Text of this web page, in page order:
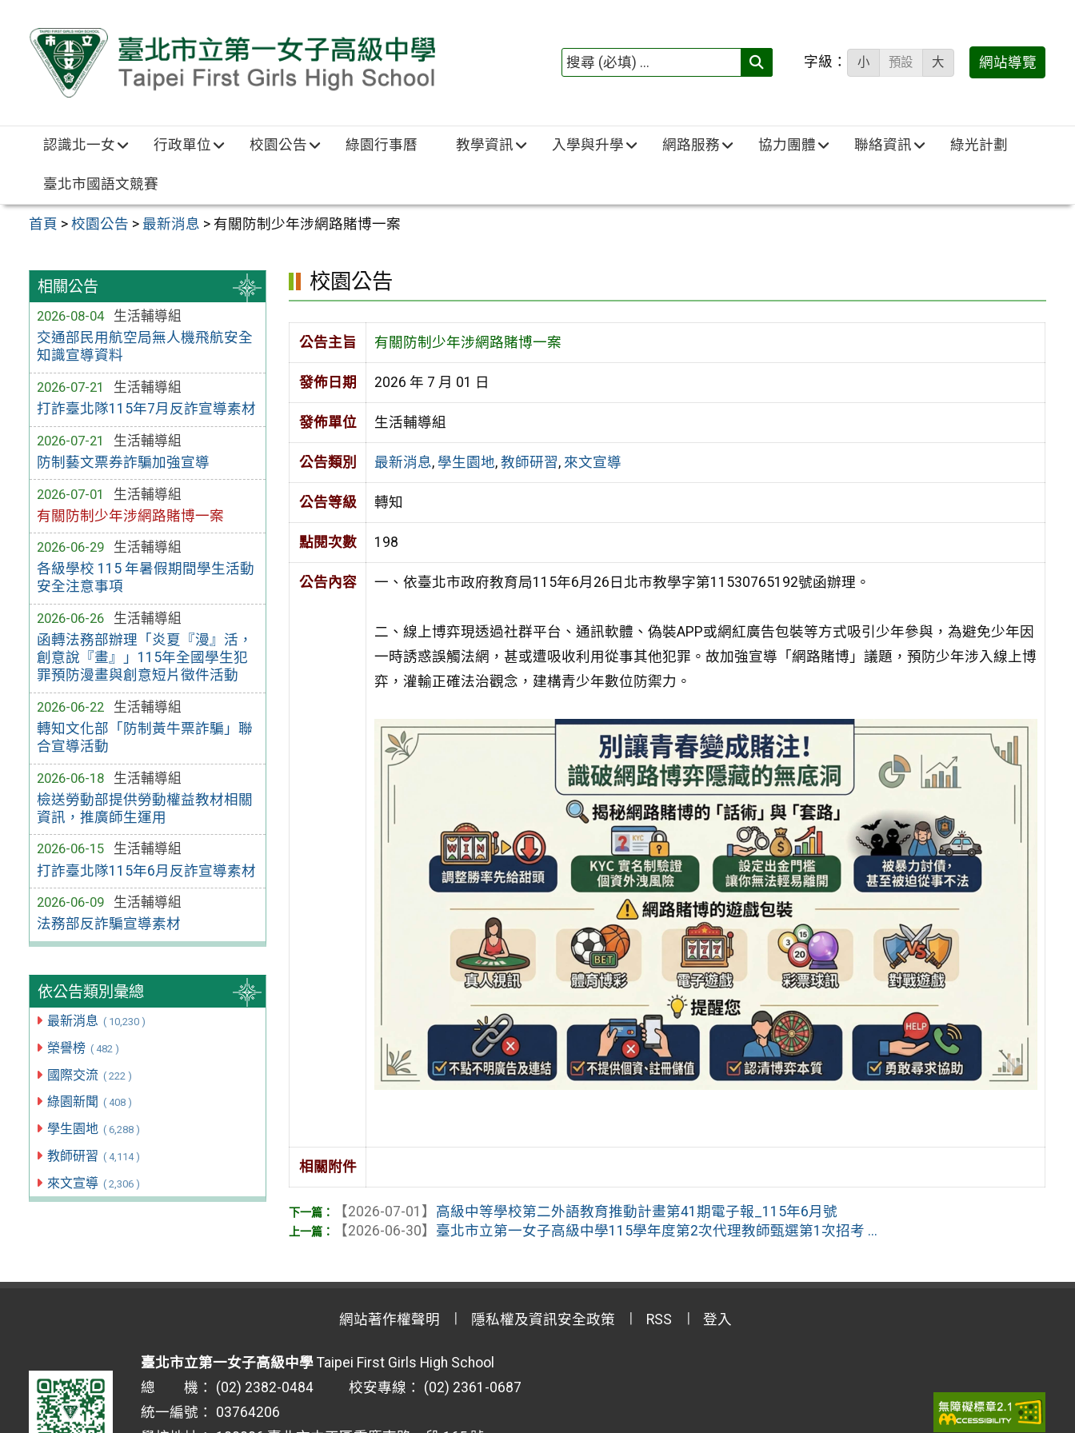
搜
填)：
字級： 小 預設 大 網站導覽
認識北一女 行政單位 校園公告 綠園行事曆 教學資訊 入學與升學 網路服務 協力團體 聯絡資訊 綠光計劃
臺北市國語文競賽
首頁 >校園公告 > 最新消息 > 有關防制少年涉網路賭博一案
相關公告
2026-08-04
生活輔導組
交通部民用航空局無人機飛航安全
知識宣導資料
2026-07-21
生活輔導組
打詐臺北隊115年7月反詐宣導素材
2026-07-21
生活輔導組
防制藝文票券詐騙加強宣導
2026-07-01
生活輔導組
有關防制少年涉網路賭博一案
2026-06-29
生活輔導組
各級學校 115 年暑假期間學生活動
安全注意事項
2026-06-26
生活輔導組
函轉法務部辦理「炎夏『漫』活，
創意說『畫』」115年全國學生犯
罪預防漫畫與創意短片徵件活動
2026-06-22
生活輔導組
轉知文化部「防制黃牛票詐騙」聯
合宣導活動
2026-06-18
生活輔導組
檢送勞動部提供勞動權益教材相關
資訊，推廣師生運用
2026-06-15
生活輔導組
打詐臺北隊115年6月反詐宣導素材
2026-06-09
生活輔導組
法務部反詐騙宣導素材
依公告類別彙總
最新消息 ( 10,230 )
榮譽榜 ( 482 )
國際交流 ( 222 )
綠園新聞 ( 408 )
學生園地 ( 6,288 )
教師研習 ( 4,114 )
來文宣導 ( 2,306 )
校園公告
公告主旨 有關防制少年涉網路賭博一案
發佈日期 2026 年 7 月 01 日
發佈單位 生活輔導組
公告類別 最新消息, 學生園地, 教師研習, 來文宣導
公告等級 轉知
點閱次數 198
公告內容 一、依臺北市政府教育局115年6月26日北市教學字第11530765192號函辦理。
二、線上博弈現透過社群平台、通訊軟體、偽裝APP或網紅廣告包裝等方式吸引少年參與，為避免少年因
一時誘惑誤觸法網，甚或遭吸收利用從事其他犯罪。故加強宣導「網路賭博」議題，預防少年涉入線上博
弈，灌輸正確法治觀念，建構青少年數位防禦力。
相關附件
【2026-07-01】 高級中等學校第二外語教育推動計畫第41期電子報_115年6月號
【2026-06-30】 臺北市立第一女子高級中學115學年度第2次代理教師甄選第1次招考 ...
網站著作權聲明 隱私權及資訊安全政策 RSS 登入
臺北市立第一女子高級中學 Taipei First Girls High School
總 機： (02) 2382-0484 校安專線： (02) 2361-0687
統一編號： 03764206